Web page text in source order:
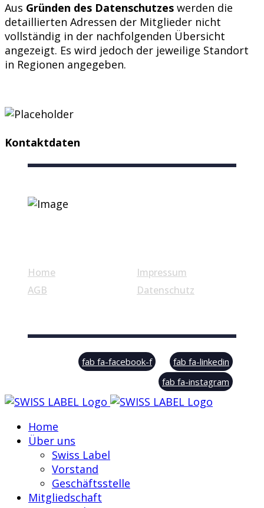
Aus Gründen des Datenschutzes werden die
detaillierten Adressen der Mitglieder nicht
vollständig in der nachfolgenden Übersicht
angezeigt. Es wird jedoch der jeweilige Standort
in Regionen angegeben.
Kontaktdaten
Home
AGB
Impressum
Datenschutz
© Swiss Label, All rights reserved
fab fa-facebook-f
fab fa-linkedin
fab fa-instagram
Home
Über uns
Swiss Label
Vorstand
Geschäftsstelle
Mitgliedschaft